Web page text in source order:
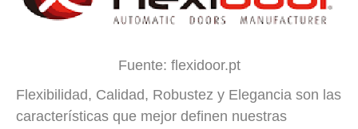
Fuente: flexidoor.pt
Flexibilidad, Calidad, Robustez y Elegancia son las
características que mejor definen nuestras